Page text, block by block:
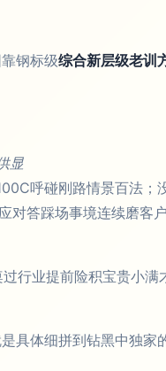
钢标级综合新层级老训
显
呼碰刚路情景百法；
对答踩场事境连续磨客
行业提前险积宝贵小满
具体细拼到钻黑中独家